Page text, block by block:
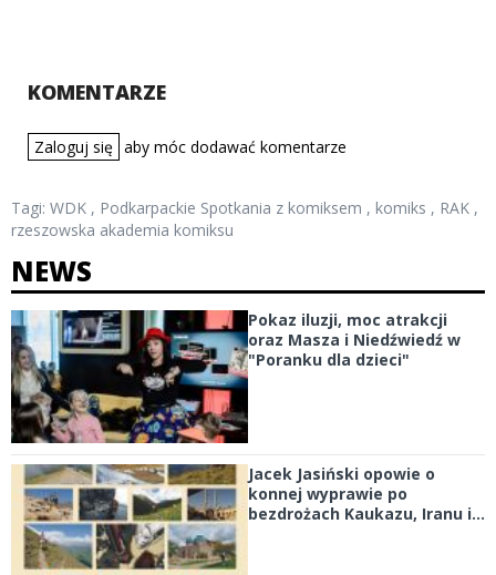
KOMENTARZE
Zaloguj się aby móc dodawać komentarze
Tagi: WDK , Podkarpackie Spotkania z komiksem , komiks , RAK ,
rzeszowska akademia komiksu
NEWS
Pokaz iluzji, moc atrakcji
oraz Masza i Niedźwiedź w
"Poranku dla dzieci"
Jacek Jasiński opowie o
konnej wyprawie po
bezdrożach Kaukazu, Iranu i...